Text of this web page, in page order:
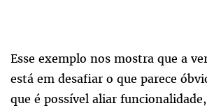
Esse exemplo nos mostra que a
está em desafiar o que parece
que é possível aliar